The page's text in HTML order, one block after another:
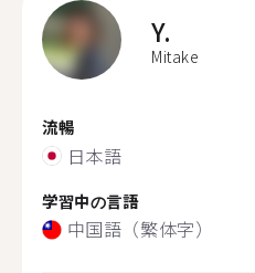
Y.
Mitake
流暢
日本語
学習中の言語
中国語（繁体字）